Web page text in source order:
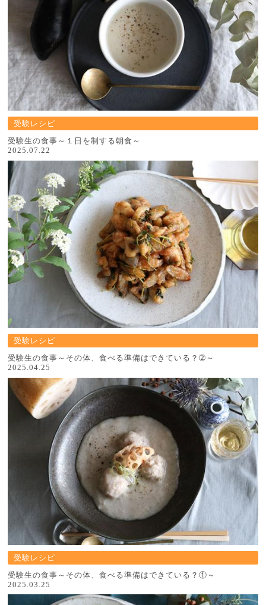
受験レシピ
受験生の食事～１日を制する朝食～
2025.07.22
受験レシピ
受験生の食事～その体、食べる準備はできている？➁～
2025.04.25
受験レシピ
受験生の食事～その体、食べる準備はできている？①～
2025.03.25